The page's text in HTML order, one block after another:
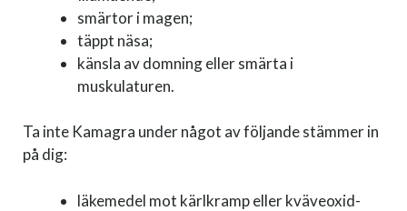
smärtor i magen;
täppt näsa;
känsla av domning eller smärta i
muskulaturen.
Ta inte Kamagra under något av följande stämmer in
på dig:
läkemedel mot kärlkramp eller kväveoxid-